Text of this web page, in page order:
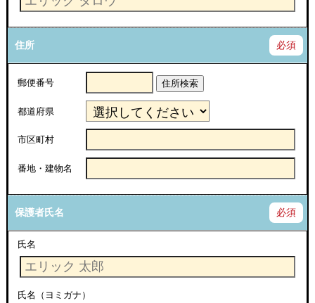
住所 必須
郵便番号 住所検索
都道府県
市区町村
番地・建物名
保護者氏名 必須
氏名
氏名（ヨミガナ）